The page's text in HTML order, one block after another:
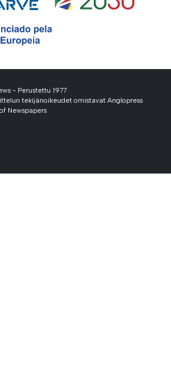
- Perustettu 1977
tekijänoikeudet omistavat Anglopress
Newspapers